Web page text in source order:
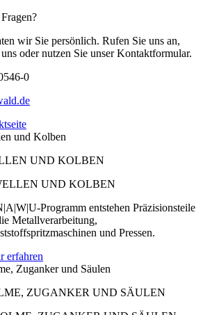
wir Sie persönlich. Rufen Sie uns an,
oder nutzen Sie unser Kontaktformular.
0
und Kolben
UND KOLBEN
Programm entstehen Präzisionsteile
Metallverarbeitung,
und Pressen.
erfahren
Zuganker und Säulen
ZUGANKER UND SÄULEN